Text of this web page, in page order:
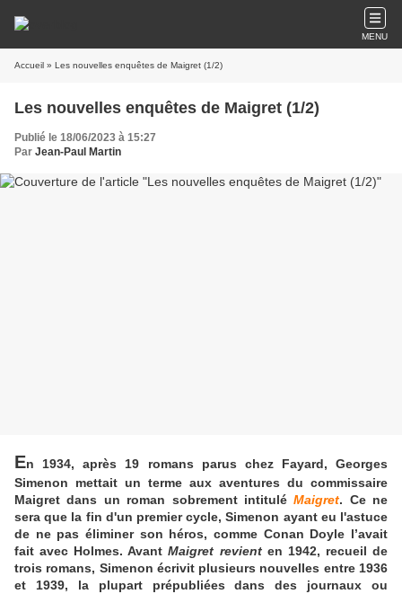
MENU
Accueil » Les nouvelles enquêtes de Maigret (1/2)
Les nouvelles enquêtes de Maigret (1/2)
Publié le 18/06/2023 à 15:27
Par Jean-Paul Martin
En 1934, après 19 romans parus chez Fayard, Georges
Simenon mettait un terme aux aventures du commissaire
Maigret dans un roman sobrement intituléMaigret. Ce ne
sera que la fin d'un premier cycle, Simenon ayant eu l'astuce
de ne pas éliminer son héros, comme Conan Doyle l’avait
fait avec Holmes. Avant Maigret revient en 1942, recueil de
trois romans, Simenon écrivit plusieurs nouvelles entre 1936
et 1939, la plupart prépubliées dans des journaux ou